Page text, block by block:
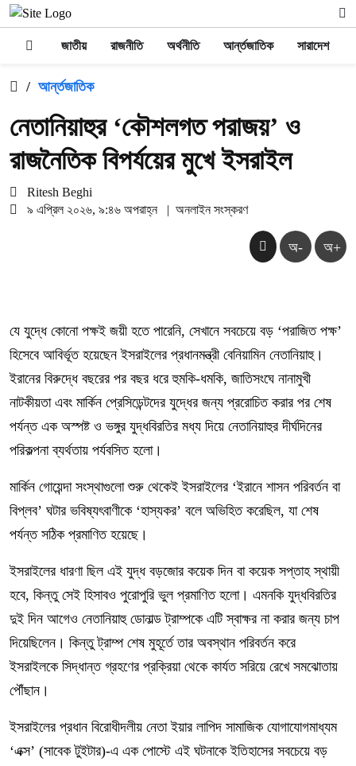
জাতীয় রাজনীতি অর্থনীতি আর্ন্তজাতিক সারাদেশ
/ আর্ন্তজাতিক
নেতানিয়াহুর ‘কৌশলগত পরাজয়’ ও
রাজনৈতিক বিপর্যয়ের মুখে ইসরাইল
Ritesh Beghi
৯ এপ্রিল ২০২৬, ৯:৪৬ অপরাহ্ন
| অনলাইন সংস্করণ
অ- অ+
যে যুদ্ধে কোনো পক্ষই জয়ী হতে পারেনি, সেখানে সবচেয়ে বড় ‘পরাজিত পক্ষ’
হিসেবে আবির্ভূত হয়েছেন ইসরাইলের প্রধানমন্ত্রী বেনিয়ামিন নেতানিয়াহু।
ইরানের বিরুদ্ধে বছরের পর বছর ধরে হুমকি-ধমকি, জাতিসংঘে নানামুখী
নাটকীয়তা এবং মার্কিন প্রেসিডেন্টদের যুদ্ধের জন্য প্ররোচিত করার পর শেষ
পর্যন্ত এক অস্পষ্ট ও ভঙ্গুর যুদ্ধবিরতির মধ্য দিয়ে নেতানিয়াহুর দীর্ঘদিনের
পরিকল্পনা ব্যর্থতায় পর্যবসিত হলো।
মার্কিন গোয়েন্দা সংস্থাগুলো শুরু থেকেই ইসরাইলের ‘ইরানে শাসন পরিবর্তন বা
বিপ্লব’ ঘটার ভবিষ্যৎবাণীকে ‘হাস্যকর’ বলে অভিহিত করেছিল, যা শেষ
পর্যন্ত সঠিক প্রমাণিত হয়েছে।
ইসরাইলের ধারণা ছিল এই যুদ্ধ বড়জোর কয়েক দিন বা কয়েক সপ্তাহ স্থায়ী
হবে, কিন্তু সেই হিসাবও পুরোপুরি ভুল প্রমাণিত হলো। এমনকি যুদ্ধবিরতির
দুই দিন আগেও নেতানিয়াহু ডোনাল্ড ট্রাম্পকে এটি স্বাক্ষর না করার জন্য চাপ
দিয়েছিলেন। কিন্তু ট্রাম্প শেষ মুহূর্তে তার অবস্থান পরিবর্তন করে
ইসরাইলকে সিদ্ধান্ত গ্রহণের প্রক্রিয়া থেকে কার্যত সরিয়ে রেখে সমঝোতায়
পৌঁছান।
ইসরাইলের প্রধান বিরোধীদলীয় নেতা ইয়ার লাপিদ সামাজিক যোগাযোগমাধ্যম
‘এক্স’ (সাবেক টুইটার)-এ এক পোস্টে এই ঘটনাকে ইতিহাসের সবচেয়ে বড়